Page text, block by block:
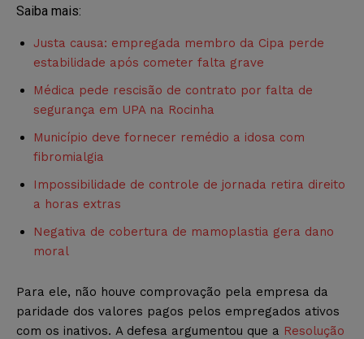
Saiba mais:
Justa causa: empregada membro da Cipa perde
estabilidade após cometer falta grave
Médica pede rescisão de contrato por falta de
segurança em UPA na Rocinha
Município deve fornecer remédio a idosa com
fibromialgia
Impossibilidade de controle de jornada retira direito
a horas extras
Negativa de cobertura de mamoplastia gera dano
moral
Para ele, não houve comprovação pela empresa da
paridade dos valores pagos pelos empregados ativos
com os inativos. A defesa argumentou que a Resolução